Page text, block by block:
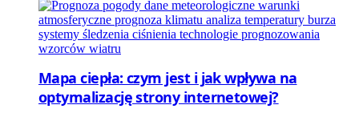
Mapa ciepła: czym jest i jak wpływa na
optymalizację strony internetowej?